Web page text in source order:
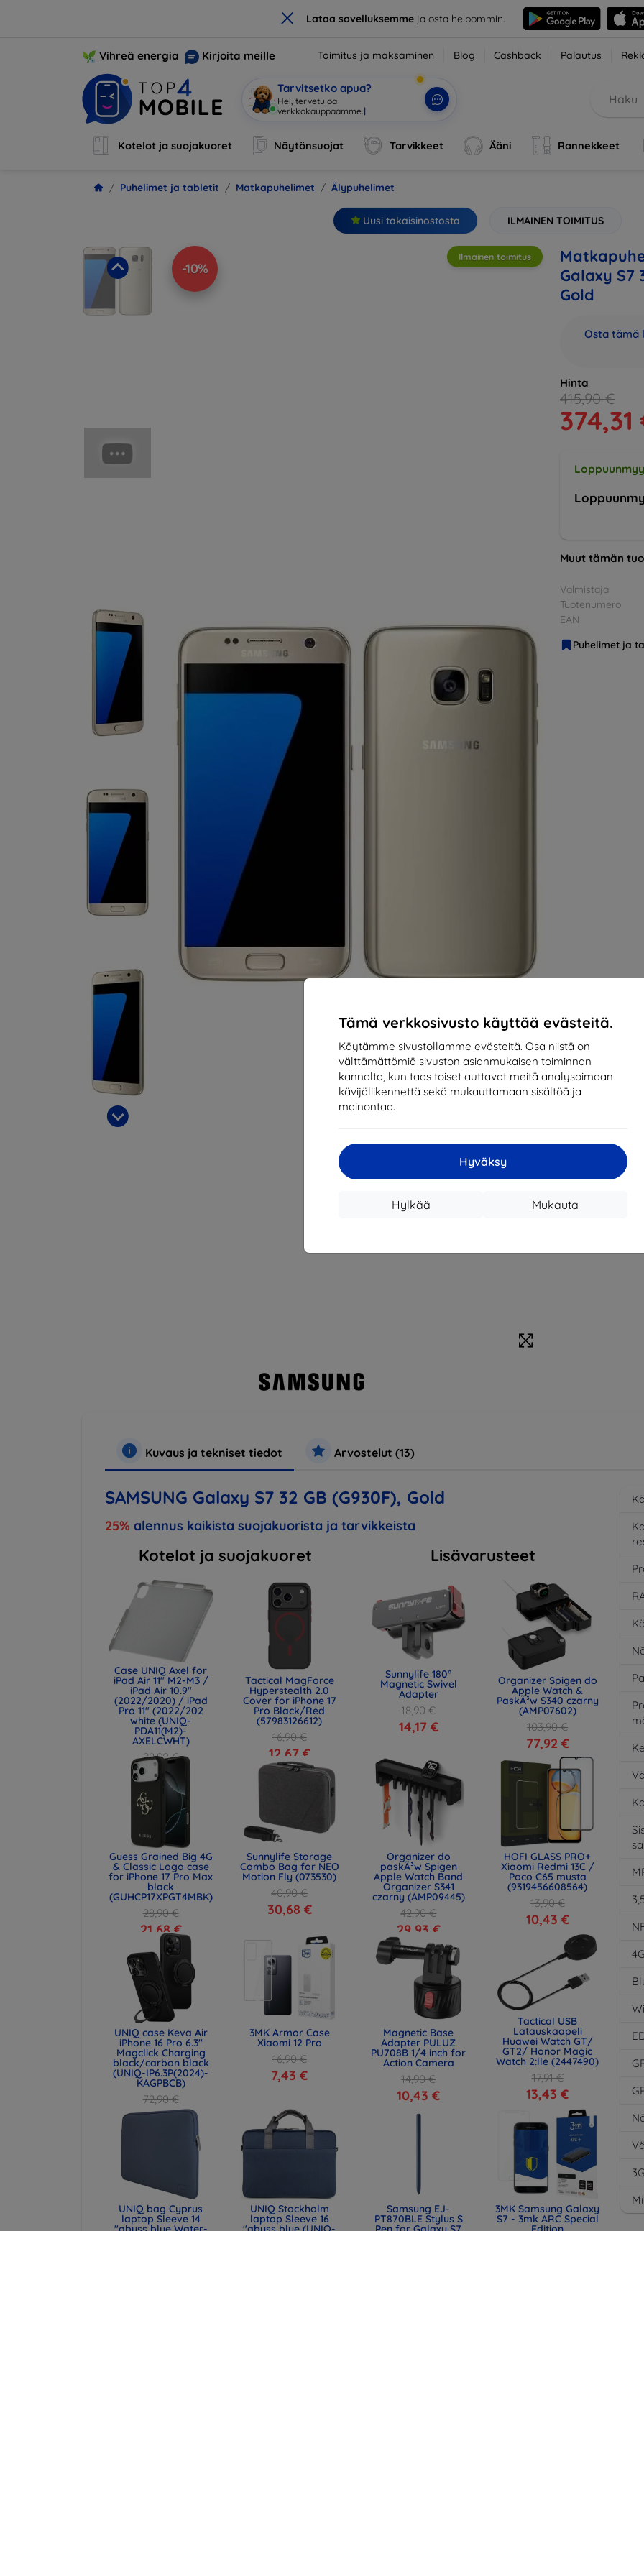
× Lataa sovelluksemmeja osta helpommin.
Tämä verkkosivusto käyttää evästeitä.
Käytämme sivustollamme evästeitä. Osa niistä on
välttämättömiä sivuston asianmukaisen toiminnan
kannalta, kun taas toiset auttavat meitä analysoimaan
kävijäliikennettä sekä mukauttamaan sisältöä ja
mainontaa.
Hyväksy
Mukauta
Hylkää
Vihreä energia Kirjoita meille Toimitus ja maksaminen Blog Cashback Palautus
Tarvitsetko apua?
|
Kotelot ja suojakuoret Näytönsuojat Tarvikkeet Ääni Rannekkeet
Puhelimet ja tabletit Matkapuhelimet Älypuhelimet
Uusi takaisinostosta ILMAINEN TOIMITUS
-10%
Ilmainen toimitus
Galaxy S7
Gold
Osta tämä
Hinta
415,90 €
374,31
Muut tämän
Valmistaja
Tuotenumero
EAN
Puhelimet ja
Kuvaus ja tekniset tiedot Arvostelut (13)
SAMSUNG Galaxy S7 32 GB (G930F), Gold
25% alennus kaikista suojakuorista ja tarvikkeista
Kotelot ja suojakuoret
Case UNIQ Axel for
iPad Air 11" M2-M3 /
iPad Air 10.9"
(2022/2020) / iPad
Pro 11" (2022/202
white (UNIQ-
PDA11(M2)-
AXELCWHT)
28,90 €
21,68 €
Tactical MagForce
Hyperstealth 2.0
Cover for iPhone 17
Pro Black/Red
(57983126612)
16,90 €
12,67 €
Guess Grained Big 4G
& Classic Logo case
for iPhone 17 Pro Max
black
(GUHCP17XPGT4MBK)
28,90 €
21,68 €
Sunnylife Storage
Combo Bag for NEO
Motion Fly (073530)
40,90 €
30,68 €
UNIQ case Keva Air
iPhone 16 Pro 6.3"
Magclick Charging
black/carbon black
(UNIQ-IP6.3P(2024)-
KAGPBCB)
72,90 €
54,67 €
3MK Armor Case
Xiaomi 12 Pro
16,90 €
7,43 €
UNIQ bag Cyprus
laptop Sleeve 14
"abyss blue Water-
UNIQ Stockholm
laptop Sleeve 16
"abyss blue (UNIQ-
Lisävarusteet
Sunnylife 180°
Magnetic Swivel
Adapter
18,90 €
14,17 €
Organizer Spigen do
Apple Watch &
PaskÃ³w S340 czarny
(AMP07602)
103,90 €
77,92 €
Organizer do
paskÃ³w Spigen
Apple Watch Band
Organizer S341
czarny (AMP09445)
42,90 €
29,93 €
HOFI GLASS PRO+
Xiaomi Redmi 13C /
Poco C65 musta
(9319456608564)
13,90 €
10,43 €
Magnetic Base
Adapter PULUZ
PU708B 1/4 inch for
Action Camera
14,90 €
10,43 €
Tactical USB
Latauskaapeli
Huawei Watch GT/
GT2/ Honor Magic
Watch 2:lle (2447490)
17,91 €
13,43 €
Samsung EJ-
PT870BLE Stylus S
Pen for Galaxy S7
3MK Samsung Galaxy
S7 - 3mk ARC Special
Edition
3G